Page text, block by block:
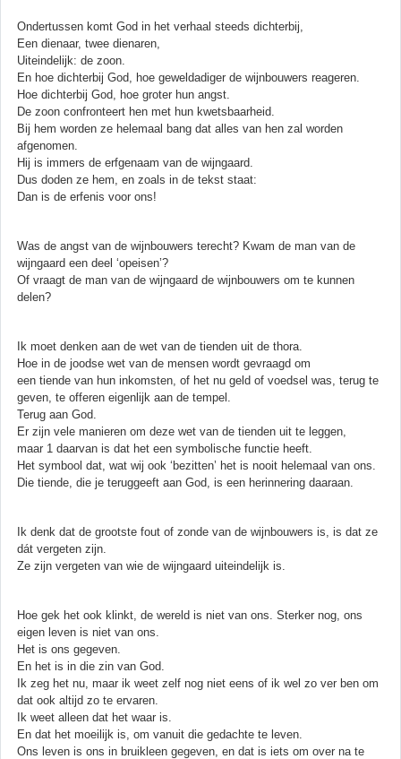
Ondertussen komt God in het verhaal steeds dichterbij,
Een dienaar, twee dienaren,
Uiteindelijk: de zoon.
En hoe dichterbij God, hoe geweldadiger de wijnbouwers reageren.
Hoe dichterbij God, hoe groter hun angst.
De zoon confronteert hen met hun kwetsbaarheid.
Bij hem worden ze helemaal bang dat alles van hen zal worden
afgenomen.
Hij is immers de erfgenaam van de wijngaard.
Dus doden ze hem, en zoals in de tekst staat:
Dan is de erfenis voor ons!
Was de angst van de wijnbouwers terecht? Kwam de man van de
wijngaard een deel ‘opeisen’?
Of vraagt de man van de wijngaard de wijnbouwers om te kunnen
delen?
Ik moet denken aan de wet van de tienden uit de thora.
Hoe in de joodse wet van de mensen wordt gevraagd om
een tiende van hun inkomsten, of het nu geld of voedsel was, terug te
geven, te offeren eigenlijk aan de tempel.
Terug aan God.
Er zijn vele manieren om deze wet van de tienden uit te leggen,
maar 1 daarvan is dat het een symbolische functie heeft.
Het symbool dat, wat wij ook ‘bezitten’ het is nooit helemaal van ons.
Die tiende, die je teruggeeft aan God, is een herinnering daaraan.
Ik denk dat de grootste fout of zonde van de wijnbouwers is, is dat ze
dát vergeten zijn.
Ze zijn vergeten van wie de wijngaard uiteindelijk is.
Hoe gek het ook klinkt, de wereld is niet van ons. Sterker nog, ons
eigen leven is niet van ons.
Het is ons gegeven.
En het is in die zin van God.
Ik zeg het nu, maar ik weet zelf nog niet eens of ik wel zo ver ben om
dat ook altijd zo te ervaren.
Ik weet alleen dat het waar is.
En dat het moeilijk is, om vanuit die gedachte te leven.
Ons leven is ons in bruikleen gegeven, en dat is iets om over na te